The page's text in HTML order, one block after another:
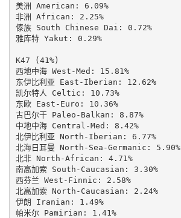
美洲 American: 6.09%
非洲 African: 2.25%
傣族 South Chinese Dai: 0.72%
雅库特 Yakut: 0.29%
K47 (41%)
西地中海 West-Med: 15.81%
东伊比利亚 East-Iberian: 12.62%
凯尔特人 Celtic: 10.73%
东欧 East-Euro: 10.36%
古巴尔干 Paleo-Balkan: 8.87%
中地中海 Central-Med: 8.42%
北伊比利亚 North-Iberian: 6.77%
北海日耳曼 North-Sea-Germanic: 5.90%
北非 North-African: 4.71%
南高加索 South-Caucasian: 3.30%
西芬兰 West-Finnic: 2.58%
北高加索 North-Caucasian: 2.24%
伊朗 Iranian: 1.49%
帕米尔 Pamirian: 1.41%